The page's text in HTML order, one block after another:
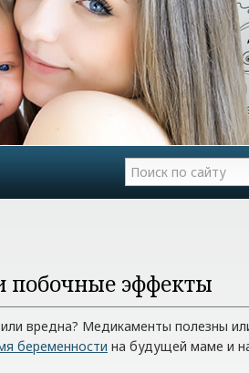
побочные эффекты
вредна? Медикаменты полезны
беременности на будущей маме и